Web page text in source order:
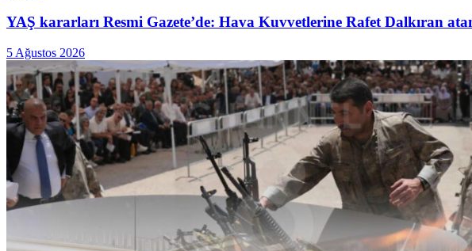
YAŞ kararları Resmi Gazete’de: Hava Kuvvetlerine Rafet Dalkıran
5 Ağustos 2026